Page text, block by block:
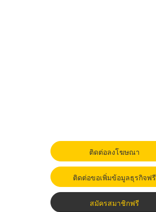
ติดต่อลงโฆษณา
ติดต่อขอเพิ่มข้อมูลธุรกิจฟรี
สมัครสมาชิกฟรี